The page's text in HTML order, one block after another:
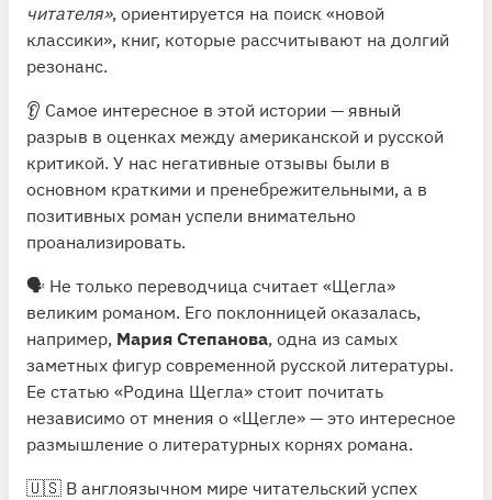
читателя», ориентируется на поиск «новой
классики», книг, которые рассчитывают на долгий
резонанс.
👂 Самое интересное в этой истории — явный
разрыв в оценках между американской и русской
критикой. У нас негативные отзывы были в
основном краткими и пренебрежительными, а в
позитивных роман успели внимательно
проанализировать.
🗣 Не только переводчица считает «Щегла»
великим романом. Его поклонницей оказалась,
например, Мария Степанова, одна из самых
заметных фигур современной русской литературы.
Ее статью «Родина Щегла» стоит почитать
независимо от мнения о «Щегле» — это интересное
размышление о литературных корнях романа.
🇺🇸 В англоязычном мире читательский успех